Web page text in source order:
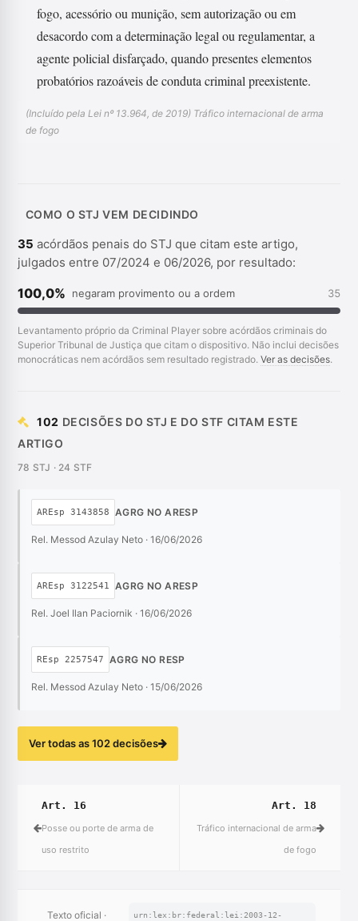
fogo, acessório ou munição, sem autorização ou em
desacordo com a determinação legal ou regulamentar, a
agente policial disfarçado, quando presentes elementos
probatórios razoáveis de conduta criminal preexistente.
(Incluído pela Lei nº 13.964, de 2019) Tráfico internacional de arma
de fogo
COMO O STJ VEM DECIDINDO
35 acórdãos penais do STJ que citam este artigo,
julgados entre 07/2024 e 06/2026, por resultado:
100,0% negaram provimento ou a ordem 35
Levantamento próprio da Criminal Player sobre acórdãos criminais do
Superior Tribunal de Justiça que citam o dispositivo. Não inclui decisões
monocráticas nem acórdãos sem resultado registrado. Ver as decisões.
102 DECISÕES DO STJ E DO STF CITAM ESTE
ARTIGO
78 STJ · 24 STF
AREsp 3143858 AGRG NO ARESP
Rel. Messod Azulay Neto · 16/06/2026
AREsp 3122541 AGRG NO ARESP
Rel. Joel Ilan Paciornik · 16/06/2026
REsp 2257547 AGRG NO RESP
Rel. Messod Azulay Neto · 15/06/2026
Ver todas as 102 decisões
Art. 16
Posse ou porte de arma de
uso restrito
Art. 18
Tráfico internacional de arma
de fogo
Texto oficial · urn:lex:br:federal:lei:2003-12-